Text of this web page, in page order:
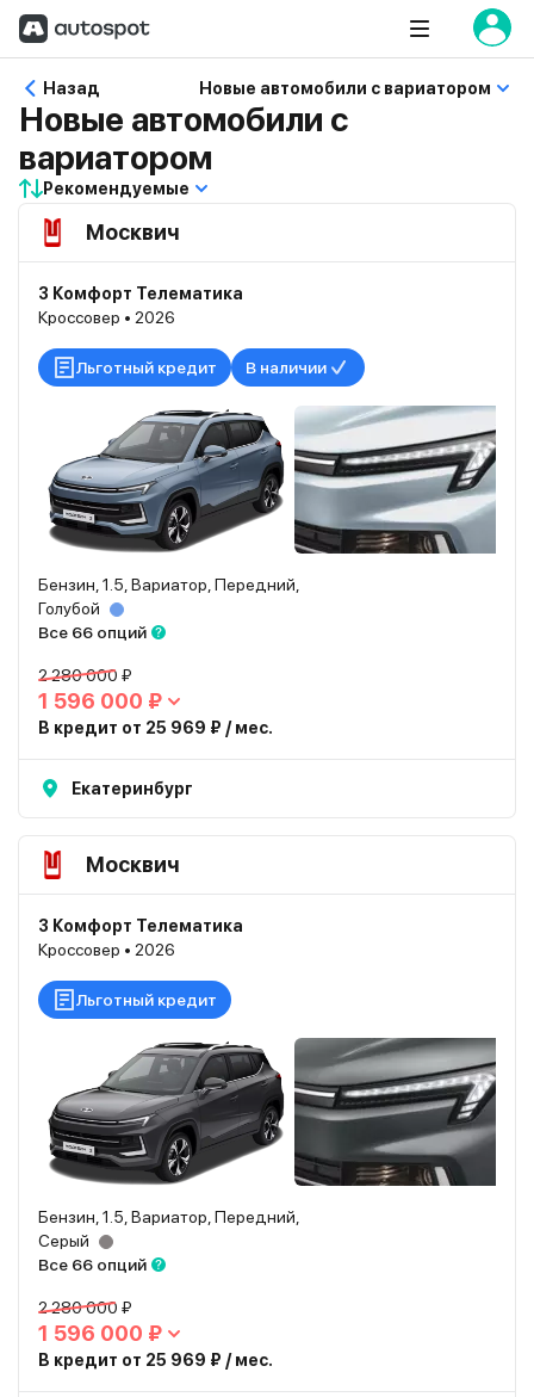
Назад Новые автомобили с вариатором
Новые автомобили с
вариатором
Рекомендуемые
Москвич
3 Комфорт Телематика
Кроссовер • 2026
Льготный кредит В наличии
Бензин, 1.5, Вариатор, Передний,
Голубой
Все 66 опций
2 280 000 ₽
1 596 000 ₽
В кредит от 25 969 ₽ / мес.
Екатеринбург
Москвич
3 Комфорт Телематика
Кроссовер • 2026
Льготный кредит
Бензин, 1.5, Вариатор, Передний,
Серый
Все 66 опций
2 280 000 ₽
1 596 000 ₽
В кредит от 25 969 ₽ / мес.